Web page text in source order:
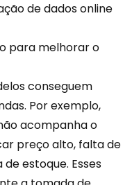
de dados online
para melhorar o
conseguem
Por exemplo,
acompanha o
preço alto, falta de
estoque. Esses